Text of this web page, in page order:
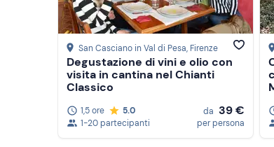
San Casciano in Val di Pesa, Firenze
Degustazione di vini e olio con
visita in cantina nel Chianti
Classico
1,5 ore
5.0
1-20 partecipanti
da 39 €
per persona